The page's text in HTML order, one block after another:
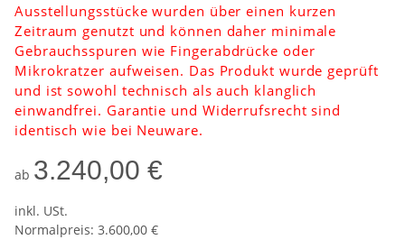
Ausstellungsstücke wurden über einen kurzen
Zeitraum genutzt und können daher minimale
Gebrauchsspuren wie Fingerabdrücke oder
Mikrokratzer aufweisen. Das Produkt wurde geprüft
und ist sowohl technisch als auch klanglich
einwandfrei. Garantie und Widerrufsrecht sind
identisch wie bei Neuware.
ab 3.240,00 €
inkl. USt.
Normalpreis: 3.600,00 €